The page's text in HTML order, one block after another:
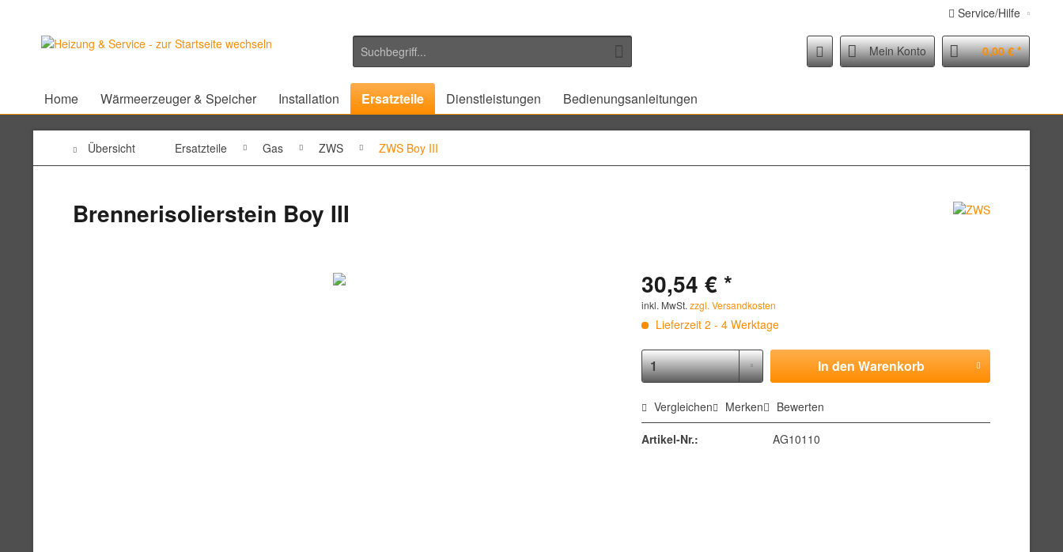
Service/Hilfe
Mein Konto 0,00 € *
Home Wärmeerzeuger & Speicher Installation Ersatzteile Dienstleistungen Bedienungsanleitungen
Übersicht Ersatzteile Gas ZWS ZWS Boy III
Brennerisolierstein Boy III
30,54 € *
inkl. MwSt.zzgl. Versandkosten
Lieferzeit 2 - 4 Werktage
In denWarenkorb
Vergleichen Merken Bewerten
Artikel-Nr.: AG10110